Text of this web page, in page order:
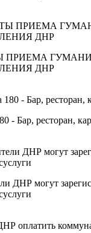
ПРИЕМА
ДНР
- Бар, ресторан,
ДНР могут